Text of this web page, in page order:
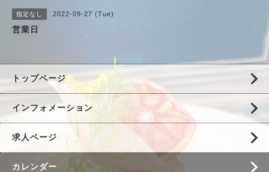
指定なし 2022-09-27 (Tue)
営業日
トップページ
インフォメーション
求人ページ
カレンダー